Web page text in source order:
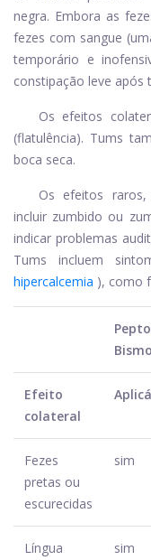
negra. Embora as
fezes com sangue
temporário e
constipação leve após
Os efeitos
(flatulência). Tums
boca seca.
Os efeitos
incluir zumbido ou
indicar problemas
Tums incluem
hipercalcemia ), como
Efeito
colateral
Fezes
pretas ou
escurecidas
sim
Língua
sim